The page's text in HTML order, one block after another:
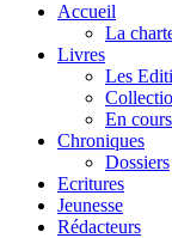
Accueil
La
Livres
Les
En
Chroniques
Dossiers
Ecritures
Jeunesse
Rédacteurs